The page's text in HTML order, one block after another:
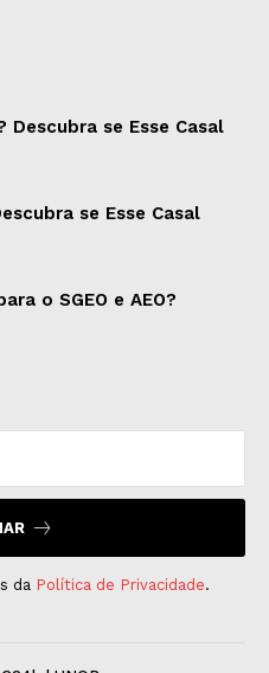
Descubra se Esse Casal
se Esse Casal
o SGEO e AEO?
da Política de Privacidade.